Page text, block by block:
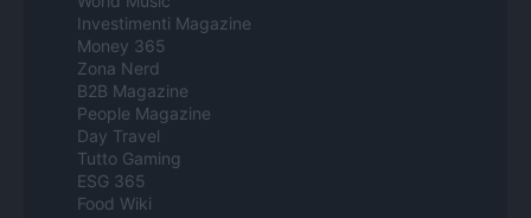
Investimenti Magazine
Money 365
Zona Nerd
B2B Magazine
People Magazine
Day Travel
Tutto Gaming
ESG 365
Food Wiki